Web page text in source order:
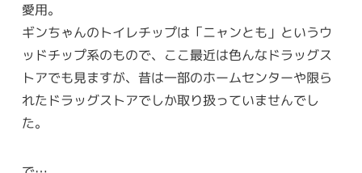
愛用。
ギンちゃんのトイレチップは「ニャンとも」というウ
ッドチップ系のもので、ここ最近は色んなドラッグス
トアでも見ますが、昔は一部のホームセンターや限ら
れたドラッグストアでしか取り扱っていませんでし
た。